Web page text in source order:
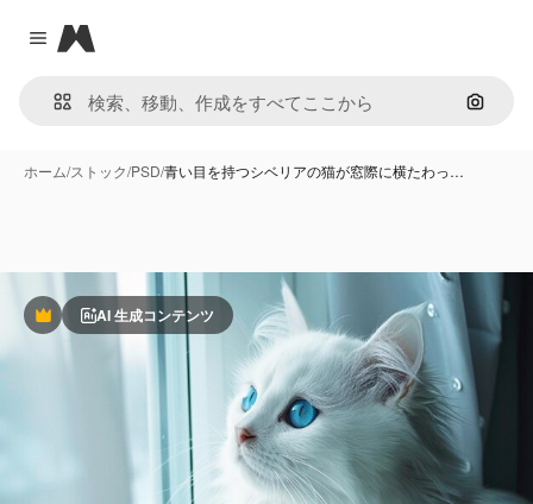
Close menu
Magnific
画像で
ホーム/ストック/PSD/青い目を持つシベリアの猫が窓際に横たわっ…
PremiumAI 生成コンテンツ